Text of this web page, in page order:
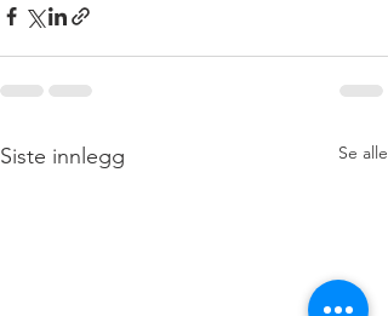
Siste innlegg Se alle